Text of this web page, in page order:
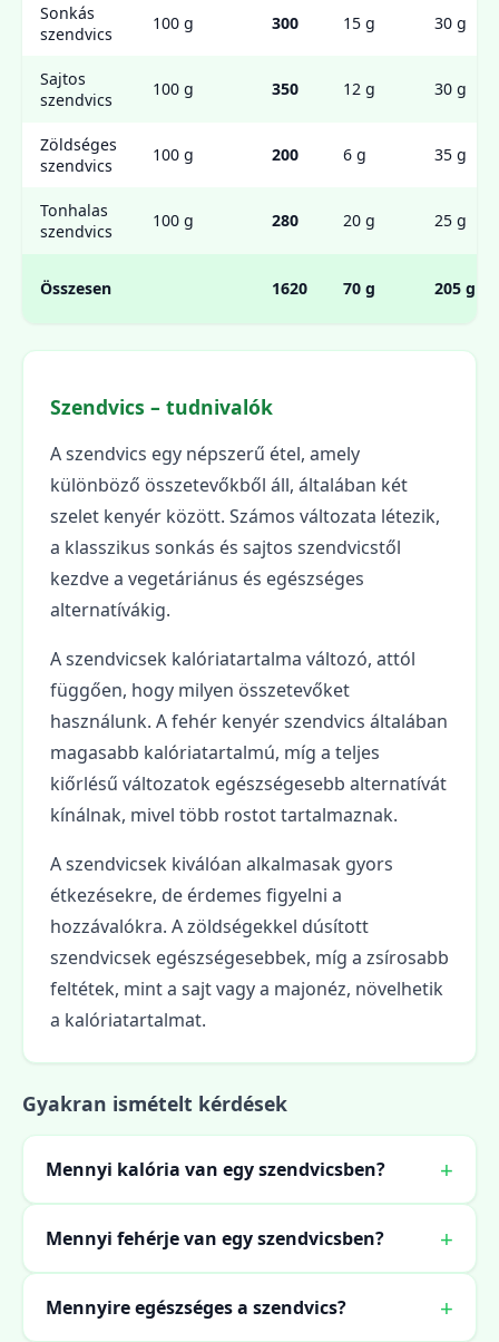
Sonkás
szendvics
100 g 300 15 g 30 g
Sajtos
szendvics
100 g 350 12 g 30 g
Zöldséges
szendvics
100 g 200 6 g 35 g
Tonhalas
szendvics
100 g 280 20 g 25 g
Összesen 1620 70 g 205 g
Szendvics – tudnivalók
A szendvics egy népszerű étel, amely
különböző összetevőkből áll, általában két
szelet kenyér között. Számos változata létezik,
a klasszikus sonkás és sajtos szendvicstől
kezdve a vegetáriánus és egészséges
alternatívákig.
A szendvicsek kalóriatartalma változó, attól
függően, hogy milyen összetevőket
használunk. A fehér kenyér szendvics általában
magasabb kalóriatartalmú, míg a teljes
kiőrlésű változatok egészségesebb alternatívát
kínálnak, mivel több rostot tartalmaznak.
A szendvicsek kiválóan alkalmasak gyors
étkezésekre, de érdemes figyelni a
hozzávalókra. A zöldségekkel dúsított
szendvicsek egészségesebbek, míg a zsírosabb
feltétek, mint a sajt vagy a majonéz, növelhetik
a kalóriatartalmat.
Gyakran ismételt kérdések
Mennyi kalória van egy szendvicsben?
Mennyi fehérje van egy szendvicsben?
Mennyire egészséges a szendvics?